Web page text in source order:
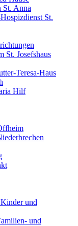
St. Anna
St.
St. Josefshaus
Teresa-Haus
Hilf
und
und